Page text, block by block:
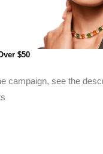
$50
campaign, see the